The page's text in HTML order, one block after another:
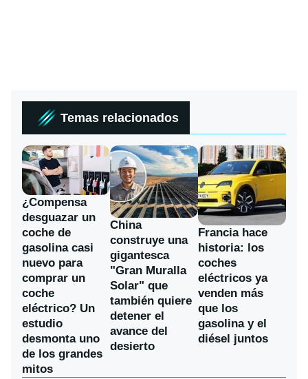
Temas relacionados
¿Compensa
desguazar un
coche de
gasolina casi
nuevo para
comprar un
coche
eléctrico? Un
estudio
desmonta uno
de los grandes
mitos
China
construye una
gigantesca
"Gran Muralla
Solar" que
también quiere
detener el
avance del
desierto
Francia hace
historia: los
coches
eléctricos ya
venden más
que los
gasolina y el
diésel juntos